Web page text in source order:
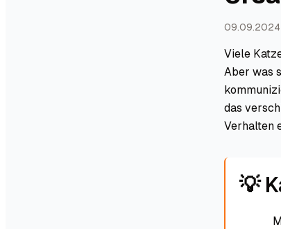
09.09.2024
Viele
Aber was
das
Verhalten
💡